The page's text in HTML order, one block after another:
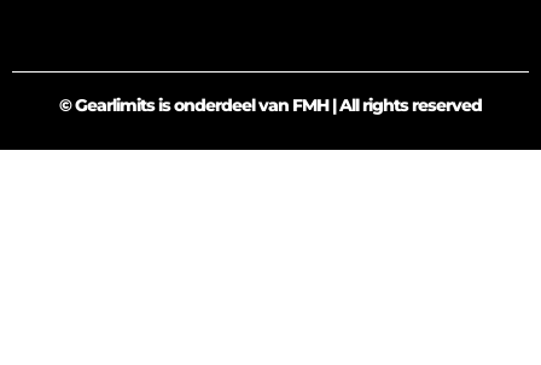
© Gearlimits is onderdeel van FMH | All rights reserved